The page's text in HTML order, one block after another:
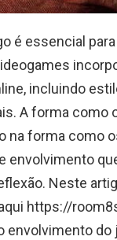
é essencial
incluindo
A forma como
na forma como
envolvimento
Neste
https://
do